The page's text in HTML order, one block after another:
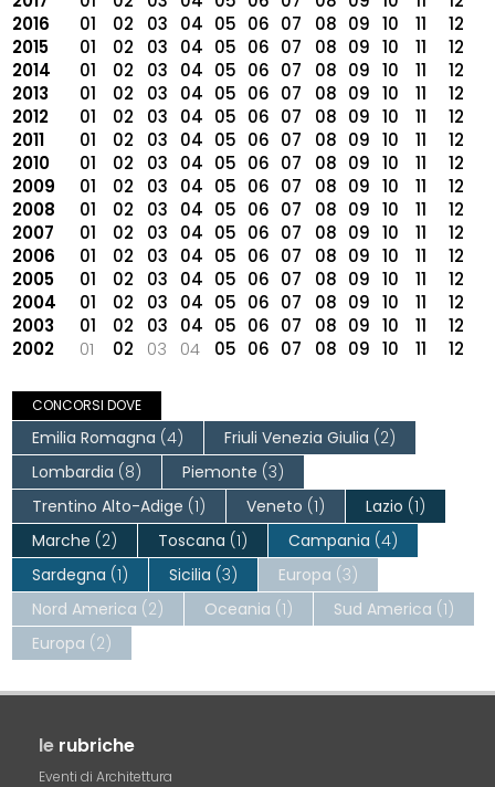
2016
01 02 03 04 05 06 07 08 09 10 11
12
2015
01 02 03 04 05 06 07 08 09 10 11
12
2014
01 02 03 04 05 06 07 08 09 10 11
12
2013
01 02 03 04 05 06 07 08 09 10 11
12
2012
01 02 03 04 05 06 07 08 09 10 11
12
2011
01 02 03 04 05 06 07 08 09 10 11
12
2010
01 02 03 04 05 06 07 08 09 10 11
12
2009
01 02 03 04 05 06 07 08 09 10 11
12
2008
01 02 03 04 05 06 07 08 09 10 11
12
2007
01 02 03 04 05 06 07 08 09 10 11
12
2006
01 02 03 04 05 06 07 08 09 10 11
12
2005
01 02 03 04 05 06 07 08 09 10 11
12
2004
01 02 03 04 05 06 07 08 09 10 11
12
2003
01 02 03 04 05 06 07 08 09 10 11
12
2002
01 02 03 04 05 06 07 08 09 10 11 12
CONCORSI DOVE
Emilia Romagna (4) Friuli Venezia Giulia (2)
Lombardia (8) Piemonte (3)
Trentino Alto-Adige (1) Veneto (1) Lazio (1)
Marche (2) Toscana (1) Campania (4)
Sardegna (1) Sicilia (3) Europa (3)
Nord America (2) Oceania (1) Sud America (1)
Europa (2)
le rubriche
Eventi di Architettura